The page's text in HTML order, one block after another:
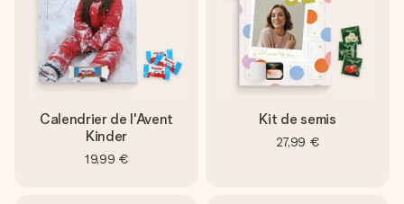
Calendrier de l'Avent
Kinder
19,99 €
Kit de semis
27,99 €